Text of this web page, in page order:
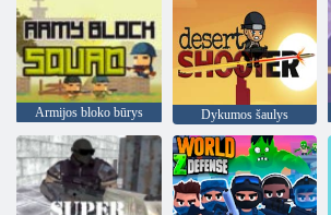
Armijos bloko būrys Dykumos šaulys